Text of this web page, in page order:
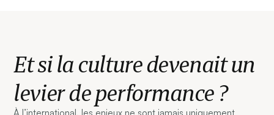
Et si la culture devenait un
levier de performance ?